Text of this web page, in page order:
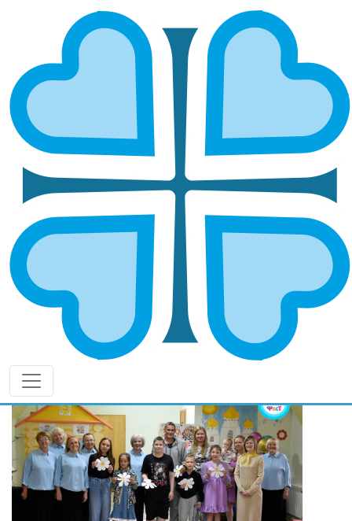
ВЯТСКАЯ
ГЛАВНАЯ МИТРОПОЛИИ ВЯТСКАЯ
Вятская и
Уржумская и
Яранская и Лузская
Еще новости по теме